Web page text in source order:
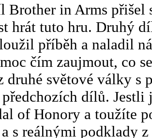
in Arms přišel
hrát tuto hru. Druhý
příběh a naladil
čím zaujmout, co
druhé světové války s
dílů. Jestli
of Honory a toužíte
s reálnými podklady